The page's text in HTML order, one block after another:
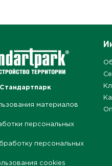
материалов
персональных
персональных
cookies